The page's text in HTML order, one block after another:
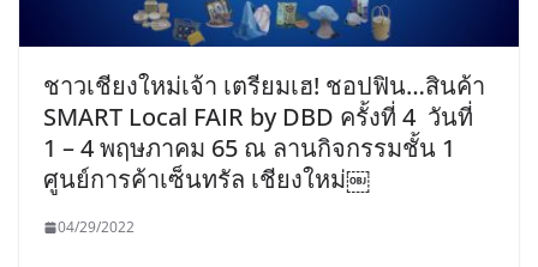
ชาวเชียงใหม่เจ้า เตรียมเฮ! ชอปฟิน…สินค้า
SMART Local FAIR by DBD ครั้งที่ 4 วันที่
1 – 4 พฤษภาคม 65 ณ ลานกิจกรรมชั้น 1
ศูนย์การค้าเซ็นทรัล เชียงใหม่￼
04/29/2022